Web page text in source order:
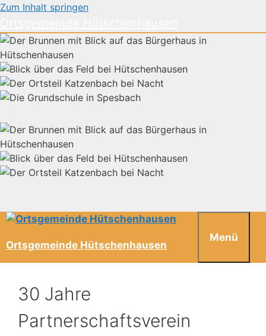
Zum Inhalt springen
Ortsgemeinde Hütschenhausen
Menü
30 Jahre
Partnerschaftsverein